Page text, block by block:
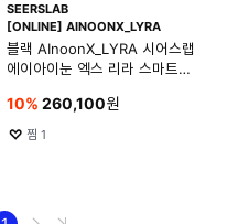
SEERSLAB
[ONLINE] AINOONX_LYRA
블랙 AInoonX_LYRA 시어스랩
에이아이눈 엑스 리라 스마트
10% 260,100원
찜 1